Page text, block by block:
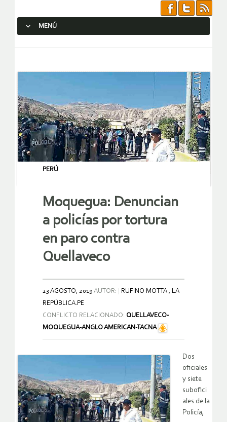
MENÚ
PERÚ
Moquegua: Denuncian
a policías por tortura
en paro contra
Quellaveco
23 AGOSTO, 2019 AUTOR:
RUFINO MOTTA , LA
REPÚBLICA.PE
CONFLICTO RELACIONADO: QUELLAVECO-
MOQUEGUA-ANGLO AMERICAN-TACNA
Dos
oficiales
y siete
subofici
ales de la
Policía,